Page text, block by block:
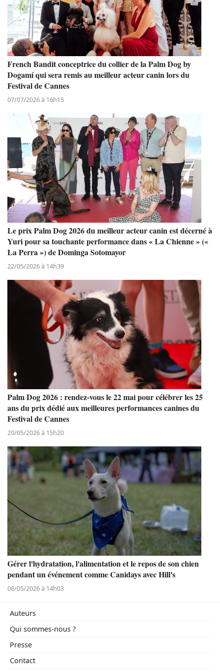
French Bandit conceptrice du collier de la Palm Dog by
Dogamí qui sera remis au meilleur acteur canin lors du
Festival de Cannes
07/07/2026 à 16h15
Le prix Palm Dog 2026 du meilleur acteur canin est décerné à
Yuri pour sa touchante performance dans « La Chienne » («
La Perra ») de Dominga Sotomayor
22/05/2026 à 14h39
Palm Dog 2026 : rendez-vous le 22 mai pour célébrer les 25
ans du prix dédié aux meilleures performances canines du
Festival de Cannes
20/05/2026 à 15h20
Gérer l'hydratation, l'alimentation et le repos de son chien
pendant un événement comme Canidays avec Hill's
08/05/2026 à 14h03
Auteurs
Qui sommes-nous ?
Presse
Contact